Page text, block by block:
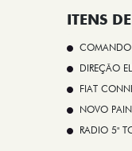
ITENS
DIREÇÃO
FIAT
NOVO
RADIO 5"